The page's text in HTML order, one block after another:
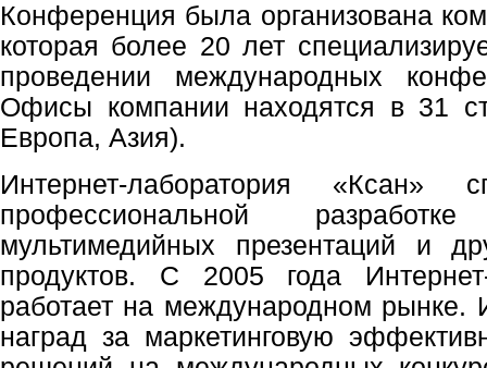
Конференция была организована
которая более 20 лет
проведении международных
Офисы компании находятся в 31
Европа, Азия).
Интернет-лаборатория «Ксан»
профессиональной
мультимедийных презентаций и
продуктов. С 2005 года
работает на международном рынке.
наград за маркетинговую